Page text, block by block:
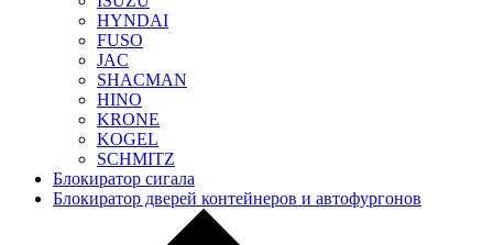
HYNDAI
FUSO
JAC
SHACMAN
HINO
KRONE
KOGEL
SCHMITZ
Блокиратор сигала
Блокиратор дверей контейнеров и автофургонов